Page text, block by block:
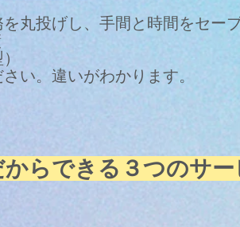
丸投げし、手間と時間をセー
い。違いがわかります。
からできる３つのサ